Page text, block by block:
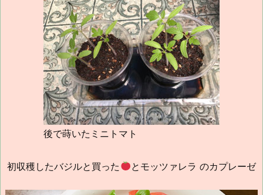
後で蒔いたミニトマト
初収穫したバジルと買った とモッツァレラ のカプレーゼ